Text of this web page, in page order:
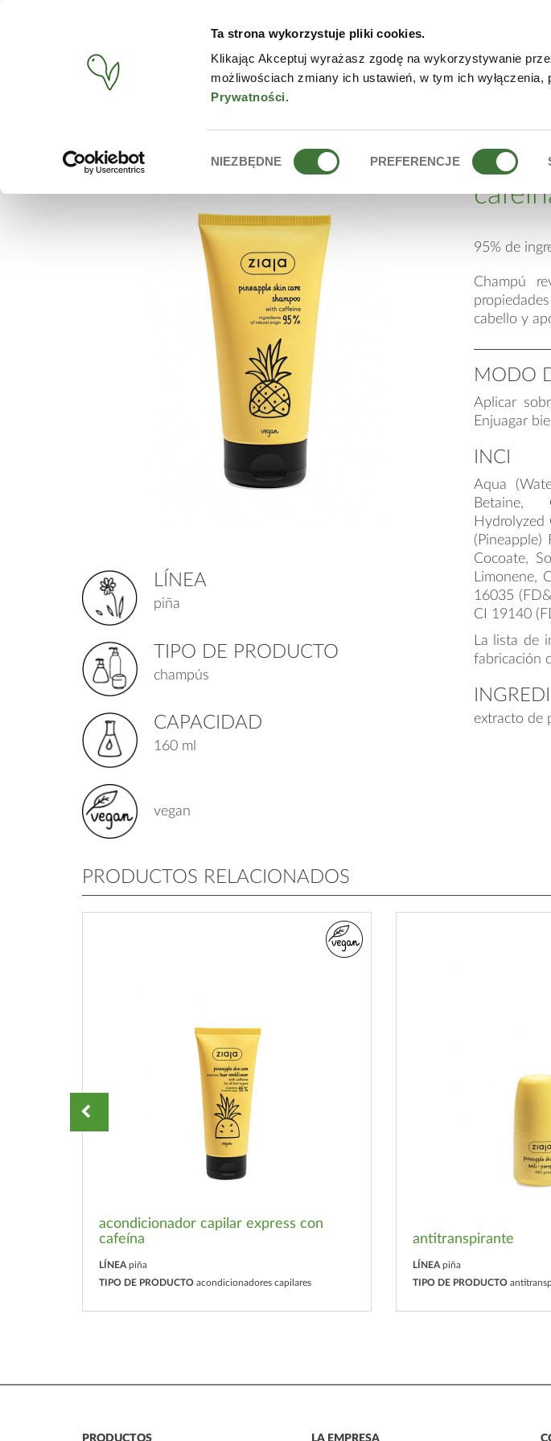
Ta strona wykorzystuje pliki cookies.
Klikając Akceptuj wyrażasz zgodę na wykorzystywanie
możliwościach zmiany ich ustawień, w tym ich wyłączenia,
Prywatności.
zgody
NIEZBĘDNE PREFERENCJE
PRODUCTOS TIENDA ONLINE CONTACTO
BUSCAR ZIAJA CHAMPÚ REVITALIZANTE CON CAFEÍNA
LÍNEA
piña
TIPO DE PRODUCTO
champús
CAPACIDAD
160 ml
vegan
95% de
Champú
cabello y
MODO
Aplicar
Enjuagar
INCI
Aqua
Betaine,
Hydrolyzed
(Pineapple)
Cocoate,
Limonene,
16035
CI 19140
La lista de
fabricación
extracto de
PRODUCTOS RELACIONADOS
acondicionador capilar express con
cafeína
LÍNEA piña
TIPO DE PRODUCTO acondicionadores capilares
antitranspirante
LÍNEA piña
TIPO DE PRODUCTO